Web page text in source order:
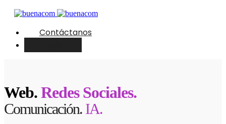
Contáctanos
Web.Redes Sociales.
Comunicación. IA.